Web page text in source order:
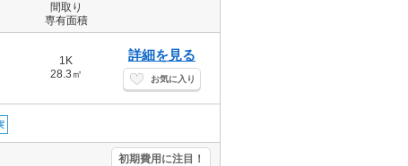
間取り
専有面積
1K
28.3㎡
詳細を見る
お気に入り
初期費用に注目！